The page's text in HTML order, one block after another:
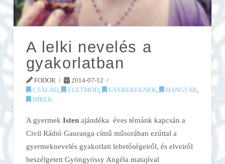
A lelki nevelés a
gyakorlatban
FODOR
2014-07-12
CSALÁD, ÉLETMÓD, GYEREKEKNEK, HANGTÁR
HÍREK
A gyermek Istenajándéka éves témánk kapcsán a
Civil Rádió Gauranga című műsorában ezúttal a
gyermeknevelés gyakorlati lehetőségeiről, és elveiről
beszélgetett Gyöngyössy Angéla matajíval